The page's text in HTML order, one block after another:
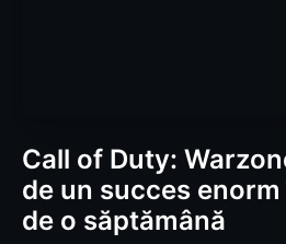
Call of Duty:
de un succes
de o săptămână